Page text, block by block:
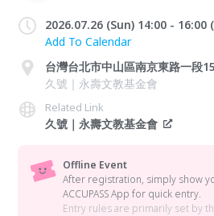
2026.07.26 (Sun) 14:00 - 16:00
Add To Calendar
台灣台北市中山區南京東路一段
久號｜永壽文教基金會
Related Link
久號｜永壽文教基金會
Offline Event
After registration, simply show
ACCUPASS App for quick entry.
Entry rules are primarily set by